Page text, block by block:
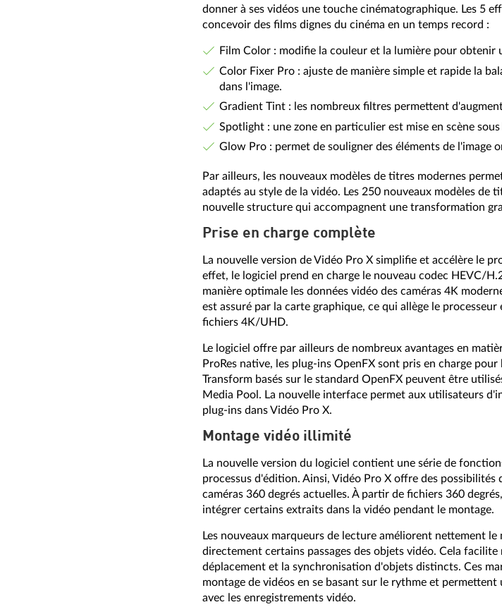
donner à ses vidéos une touche cinématographique. Les 5
concevoir des films dignes du cinéma en un temps record :
Film Color : modifie la couleur et la lumière pour obtenir
Color Fixer Pro : ajuste de manière simple et rapide la
dans l'image.
Gradient Tint : les nombreux filtres permettent
Spotlight : une zone en particulier est mise en scène
Glow Pro : permet de souligner des éléments de l'image
Par ailleurs, les nouveaux modèles de titres modernes
adaptés au style de la vidéo. Les 250 nouveaux modèles de
nouvelle structure qui accompagnent une transformation
Prise en charge complète
La nouvelle version de Vidéo Pro X simplifie et accélère le
effet, le logiciel prend en charge le nouveau codec HEVC/
manière optimale les données vidéo des caméras 4K
est assuré par la carte graphique, ce qui allège le
fichiers 4K/UHD.
Le logiciel offre par ailleurs de nombreux avantages en
ProRes native, les plug-ins OpenFX sont pris en charge
Transform basés sur le standard OpenFX peuvent être
Media Pool. La nouvelle interface permet aux utilisateurs
plug-ins dans Vidéo Pro X.
Montage vidéo illimité
La nouvelle version du logiciel contient une série de
processus d'édition. Ainsi, Vidéo Pro X offre des
caméras 360 degrés actuelles. À partir de fichiers 360
intégrer certains extraits dans la vidéo pendant le montage.
Les nouveaux marqueurs de lecture améliorent nettement
directement certains passages des objets vidéo. Cela
déplacement et la synchronisation d'objets distincts. Ces
montage de vidéos en se basant sur le rythme et
avec les enregistrements vidéo.